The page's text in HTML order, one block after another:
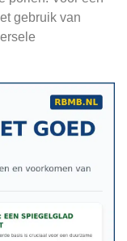
gebruik van